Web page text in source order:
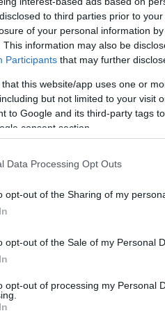
to third parties prior to
of your personal information
This information may also be
Participants that may further
that this website/app uses one or
but not limited to your visit
to Google and its third-party tags
consent section.
Data Processing Opt Outs
opt-out of the Sharing of my
opt-out of the Sale of my Personal
opt-out of processing my Personal
Fesztivált október 20-23-a
választékával várnak
készült székely
paradicsomosan –
őszi rendezvényen.
többféle lángos,
édességek garmadája.
borokat és már forralt bort
kis autó bérlés,